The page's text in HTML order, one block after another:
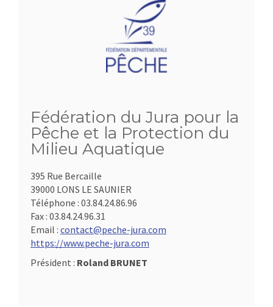
Fédération du Jura pour la
Pêche et la Protection du
Milieu Aquatique
395 Rue Bercaille
39000 LONS LE SAUNIER
Téléphone : 03.84.24.86.96
Fax : 03.84.24.96.31
Email : contact@peche-jura.com
https://www.peche-jura.com
Président : Roland BRUNET